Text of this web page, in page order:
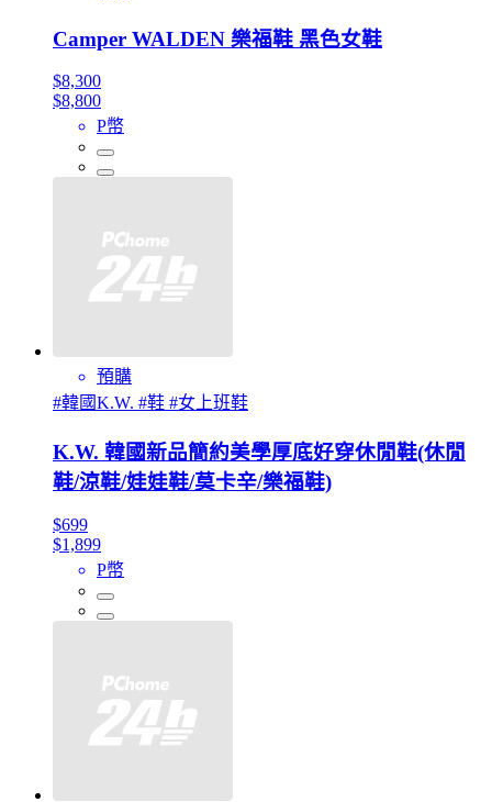
Camper WALDEN 樂福鞋 黑色女鞋
$8,300
$8,800
P幣
預購
#韓國K.W. #鞋 #女上班鞋
K.W. 韓國新品簡約美學厚底好穿休閒鞋(休閒
鞋/涼鞋/娃娃鞋/莫卡辛/樂福鞋)
$699
$1,899
P幣